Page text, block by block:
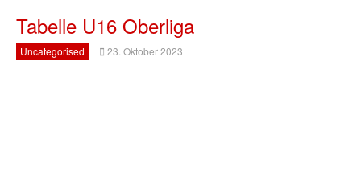
Tabelle U16 Oberliga
Uncategorised 23. Oktober 2023